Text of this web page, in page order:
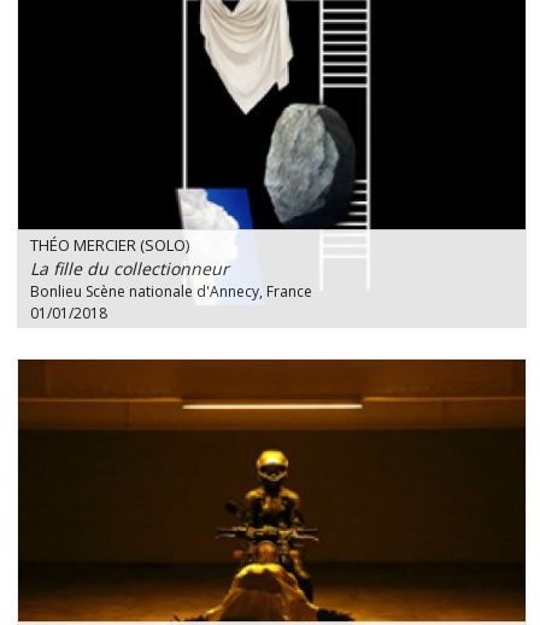
THÉO MERCIER (SOLO)
La fille du collectionneur
Bonlieu Scène nationale d'Annecy, France
01/01/2018